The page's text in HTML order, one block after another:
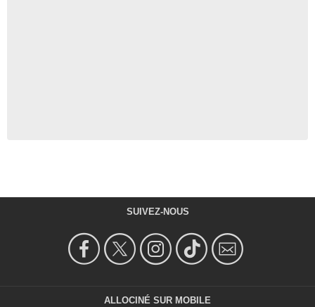
SUIVEZ-NOUS
ALLOCINÉ SUR MOBILE